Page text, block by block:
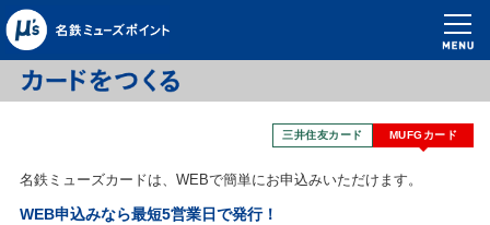
三井住友カード MUFGカード
名鉄ミューズカードは、WEBで簡単にお申込みいただけます。
WEB申込みなら最短5営業日で発行！